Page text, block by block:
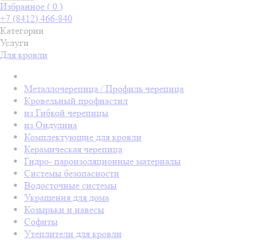
Избранное ( 0 )
+7 (8412) 466-840
Категории
Услуги
Для кровли
Металлочерепица / Профиль черепица
Кровельный профнастил
из Гибкой черепицы
из Ондулина
Комплектующие для кровли
Керамическая черепица
Гидро- пароизоляционные материалы
Системы безопасности
Водосточные системы
Украшения для дома
Козырьки и навесы
Софиты
Утеплители для кровли